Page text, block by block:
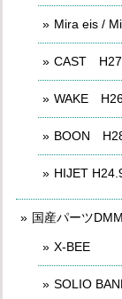
Mira eis /
CAST
WAKE
BOON
HIJET
国産パーツ
X-BEE
SOLIO